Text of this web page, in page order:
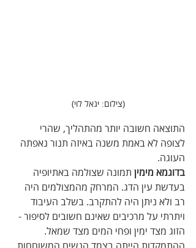
(צילום: יגאל לוי)
התוצאה חשובה יותר מהתהליך, שהרי
לצופה לא באמת משנה באיזה תנור נאפתה
העוגה.
בדוגמא מימין תמונה שצולמה באתיופיה
בעדשת עין הדג. המרחק מהמצולמים היה
רב ולא ניתן היה להתקרב. בשלב העיבוד
ויתרתי על מרכיבים שאינם חשובים לסיפור -
הזוג מצד ימין ופחי המים מצד שמאל.